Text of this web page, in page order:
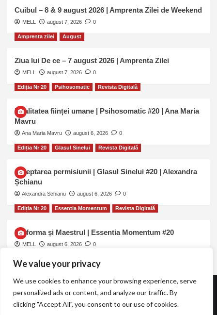
We value your privacy
We use cookies to enhance your browsing experience, serve
personalized ads or content, and analyze our traffic. By
clicking "Accept All", you consent to our use of cookies.
Cuibul – 8 & 9 august 2026 | Amprenta Zilei de Weekend
MELL august 7, 2026 0
Amprenta zilei August
Ziua lui De ce – 7 august 2026 | Amprenta Zilei
MELL august 7, 2026 0
Ediția Nr 20 Psihosomatic Revista Digitală
Dualitatea ființei umane | Psihosomatic #20 | Ana Maria
Mavru
Ana Maria Mavru august 6, 2026 0
Ediția Nr 20 Glasul Sinelui Revista Digitală
Așteptarea permisiunii | Glasul Sinelui #20 | Alexandra
Șchianu
Alexandra Schianu august 6, 2026 0
Ediția Nr 20 Essentia Momentum Revista Digitală
Uniforma și Maestrul | Essentia Momentum #20
MELL august 6, 2026 0
Revista TOT.UNA | Essentia Momentum